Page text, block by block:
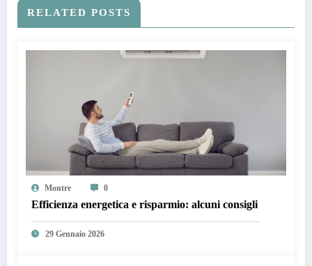
RELATED POSTS
Montre 0
Efficienza energetica e risparmio: alcuni consigli
29 Gennaio 2026